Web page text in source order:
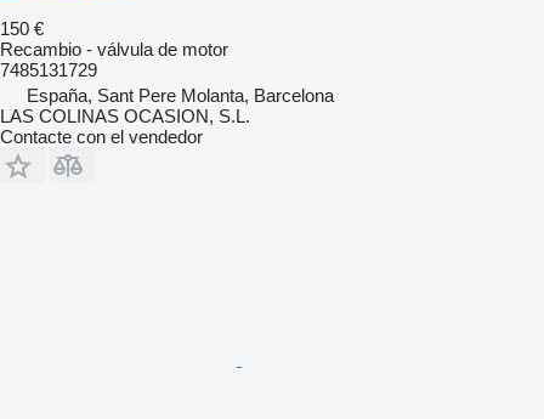
150 €
Recambio - válvula de motor
7485131729
España, Sant Pere Molanta, Barcelona
LAS COLINAS OCASION, S.L.
Contacte con el vendedor